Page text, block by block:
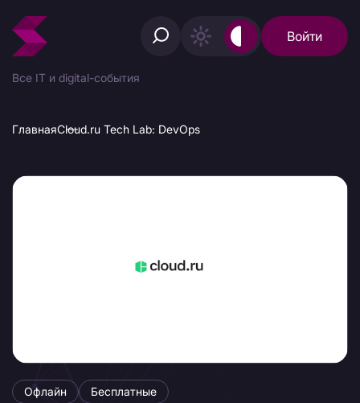
Войти
Все IT и digital-события
ГлавнаяCloud․ru Tech Lab: DevOps
Офлайн Бесплатные